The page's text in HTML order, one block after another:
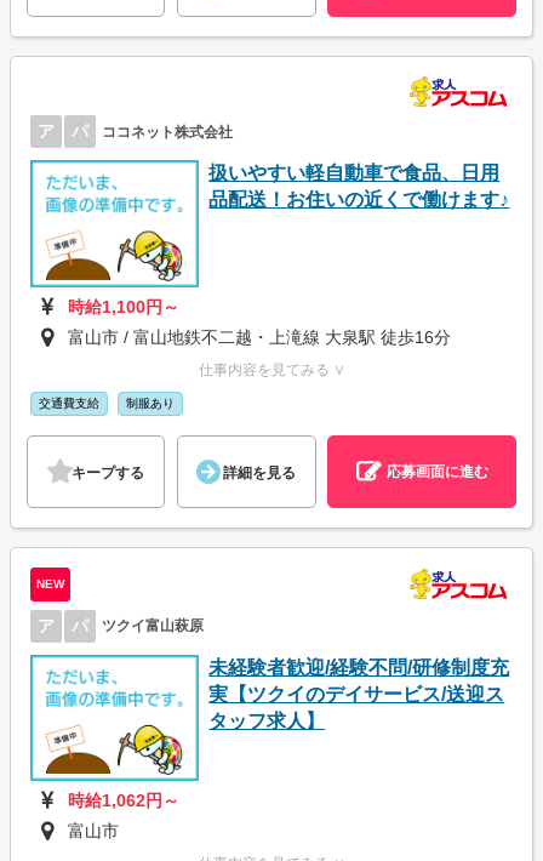
ア パ ココネット株式会社
扱いやすい軽自動車で食品、日用
品配送！お住いの近くで働けます♪
時給1,100円～
富山市 / 富山地鉄不二越・上滝線 大泉駅 徒歩16分
仕事内容を見てみる ∨
交通費支給 制服あり
キープする 詳細を見る 応募画面に進む
NEW
ア パ ツクイ富山萩原
未経験者歓迎/経験不問/研修制度充
実【ツクイのデイサービス/送迎ス
タッフ求人】
時給1,062円～
富山市